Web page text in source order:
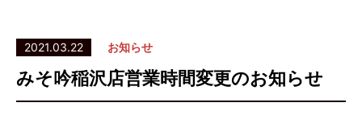
2021.03.22 お知らせ
みそ吟稲沢店営業時間変更のお知らせ